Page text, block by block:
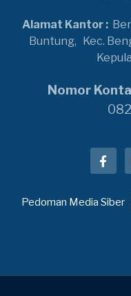
Alamat Kantor :
Buntung,
Kec.
Nomor
Pedoman Media Siber